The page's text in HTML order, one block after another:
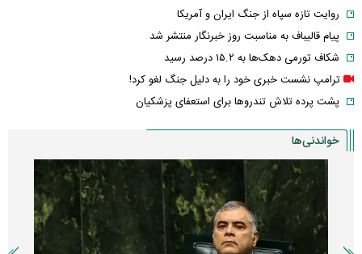
روایت تازه سپاه از جنگ ایران و آمریکا
پیام قالیباف به مناسبت روز خبرنگار منتشر شد
شکاف تورمی دهک‌ها به ۱۵.۲ درصد رسید
ترامپ نشست خبری خود را به دلیل جنگ لغو کرد!
پشت پرده تلاش تندروها برای استعفای پزشکیان
خواندنی‌ها